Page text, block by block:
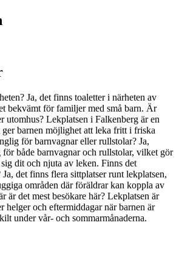
Ja, det finns toaletter i närheten av
bekvämt för familjer med små barn. Är
utomhus? Lekplatsen i Falkenberg är en
barnen möjlighet att leka fritt i friska
för barnvagnar eller rullstolar? Ja,
både barnvagnar och rullstolar, vilket gör
dit och njuta av leken. Finns det
det finns flera sittplatser runt lekplatsen,
områden där föräldrar kan koppla av
är det mest besökare här? Lekplatsen är
helger och eftermiddagar när barnen är
under vår- och sommarmånaderna.